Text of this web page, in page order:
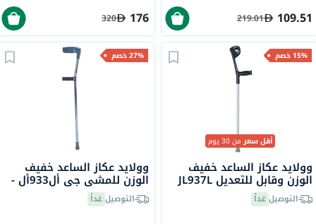
109.51
219.01
176
320
15% خصم
أقل سعرمن 30 يوم
وولايد عكاز الساعد خفيف
الوزن وقابل للتعديل JL937L
التوصيلغداً
27% خصم
وولايد عكاز الساعد خفيف
الوزن للمشي جي أل933أل -
مفردالتوصيلغداً